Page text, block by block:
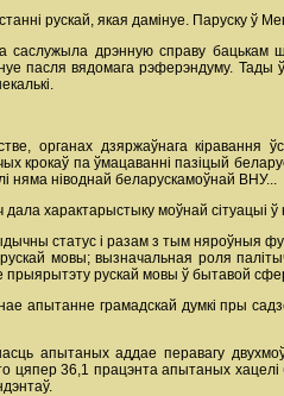
рускай, якая дамінуе. Паруску ў
дрэнную справу
пасля вядомага рэферэндуму.
органах дзяржаўнага кіравання
крокаў па ўмацаванні пазіцый
няма ніводнай беларускамоўнай ВНУ...
характарыстыку моўнай сітуацыі ў
статус і разам з тым няроўныя
мовы; вызначальная роля
прыярытэту рускай мовы ў бытавой
апытанне грамадскай думкі пры
апытаных аддае перавагу
36,1 працэнта апытаных хацелі